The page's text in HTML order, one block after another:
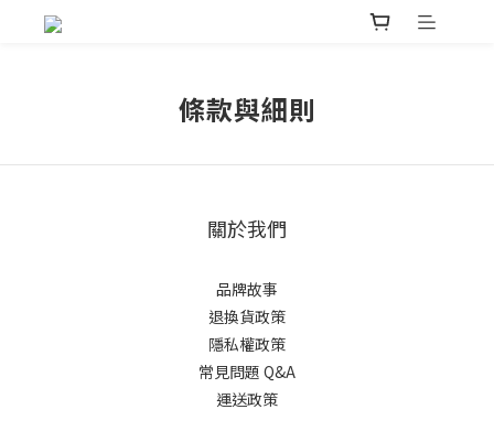
條款與細則
關於我們
品牌故事
退換貨政策
隱私權政策
常見問題 Q&A
運送政策